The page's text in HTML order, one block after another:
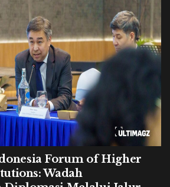
Forum of Higher
Wadah